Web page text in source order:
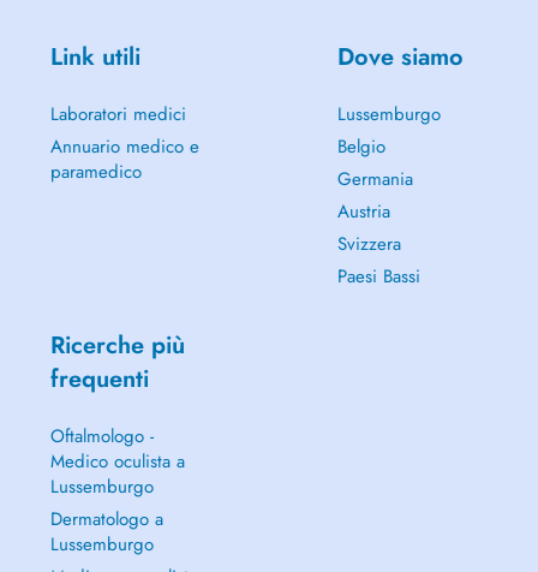
Link utili
Laboratori medici
Annuario medico e
paramedico
Dove siamo
Lussemburgo
Belgio
Germania
Austria
Svizzera
Paesi Bassi
Ricerche più
frequenti
Oftalmologo -
Medico oculista a
Lussemburgo
Dermatologo a
Lussemburgo